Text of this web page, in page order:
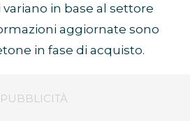
in base al settore
aggiornate sono
in fase di acquisto.